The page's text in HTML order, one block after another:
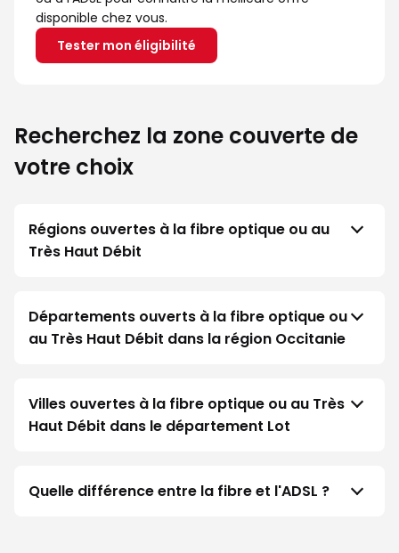
disponible chez vous.
Tester mon éligibilité
Recherchez la zone couverte de
votre choix
Régions ouvertes à la fibre optique ou au
Très Haut Débit
Départements ouverts à la fibre optique ou
au Très Haut Débit dans la région Occitanie
Villes ouvertes à la fibre optique ou au Très
Haut Débit dans le département Lot
Quelle différence entre la fibre et l'ADSL ?